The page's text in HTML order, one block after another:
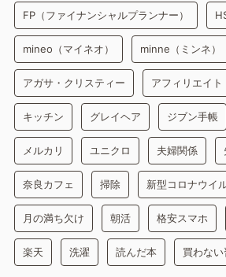
FP（ファイナンシャルプランナー）
mineo（マイネオ） minne（ミンネ）
アガサ・クリスティー アフィリエイト
キッチン グレイヘア ジブン手帳
メルカリ ユニクロ 夫婦関係
奈良カフェ 掃除 新型コロナウイ
月の満ち欠け 朝活 格安スマホ
楽天 洗濯 読んだ本 買わな